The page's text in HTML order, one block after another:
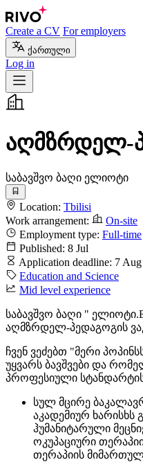
Create a CV For employers
ქართული
Log in
აღმზრდელ-
საბავშვო ბაღი ელიოტი
Location: Tbilisi
Work arrangement:
On-site
Employment type: Full-time
Published: 8 Jul
Application deadline: 7 Aug
Education and Science
Mid level experience
საბავშვო ბაღი "
აღმზრდელ-პედაგოგის
ჩვენ ვეძებთ "მერი
უყვარს ბავშვები და
პროფესიული
სულ მცირე
აკადემიურ
ჰუმანიტარული
ოკუპაციური
თერაპიის